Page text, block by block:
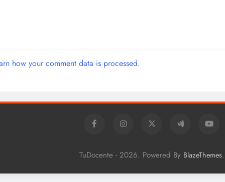
how your comment data is processed.
TuDocente - 2026. Powered By BlazeThemes.